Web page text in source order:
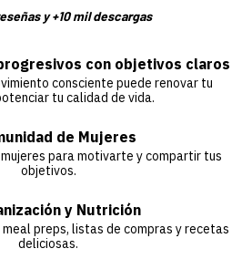
y +10 mil descargas
con objetivos claros
consciente puede renovar tu
tu calidad de vida.
de Mujeres
para motivarte y compartir tus
objetivos.
y Nutrición
preps, listas de compras y recetas
deliciosas.